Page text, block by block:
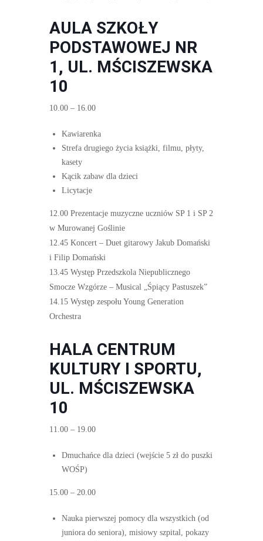
AULA SZKOŁY
PODSTAWOWEJ NR
1, UL. MŚCISZEWSKA
10
10.00 – 16.00
Kawiarenka
Strefa drugiego życia książki, filmu, płyty,
kasety
Kącik zabaw dla dzieci
Licytacje
12.00 Prezentacje muzyczne uczniów SP 1 i SP 2
w Murowanej Goślinie
12.45 Koncert – Duet gitarowy Jakub Domański
i Filip Domański
13.45 Występ Przedszkola Niepublicznego
Smocze Wzgórze – Musical „Śpiący Pastuszek”
14.15 Występ zespołu Young Generation
Orchestra
HALA CENTRUM
KULTURY I SPORTU,
UL. MŚCISZEWSKA
10
11.00 – 19.00
Dmuchańce dla dzieci (wejście 5 zł do puszki
WOŚP)
15.00 – 20.00
Nauka pierwszej pomocy dla wszystkich (od
juniora do seniora), misiowy szpital, pokazy